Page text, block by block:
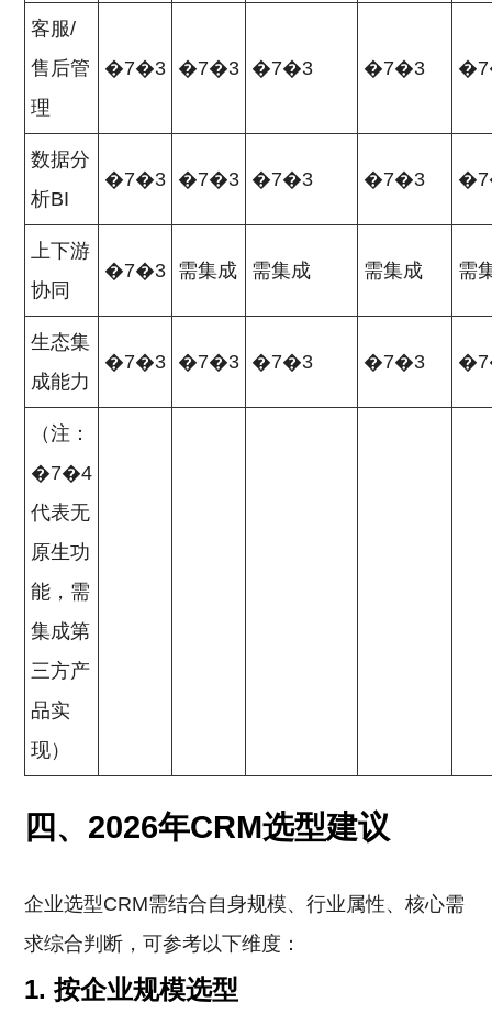
客服/
售后管
理
�7�3 �7�3 �7�3 �7�3
数据分
析BI
�7�3 �7�3 �7�3 �7�3
上下游
协同
�7�3 需集成 需集成 需集成 需
生态集
成能力
�7�3 �7�3 �7�3 �7�3
（注：
�7�4
代表无
原生功
能，需
集成第
三方产
品实
现）
四、2026年CRM选型建议
企业选型CRM需结合自身规模、行业属性、核心需
求综合判断，可参考以下维度：
1. 按企业规模选型